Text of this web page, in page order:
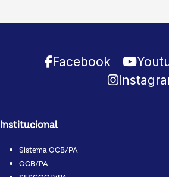
Facebook
Institucional
Sistema OCB/PA
OCB/PA